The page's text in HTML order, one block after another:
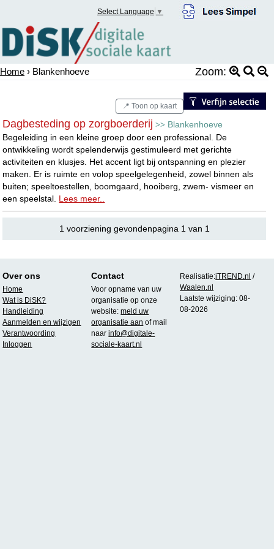
Select Language ▼
Home › Blankenhoeve Zoom:
📍 Toon op kaart
Dagbesteding op zorgboerderij >> Blankenhoeve
Begeleiding in een kleine groep door een professional. De
ontwikkeling wordt spelenderwijs gestimuleerd met gerichte
activiteiten en klusjes. Het accent ligt bij ontspanning en plezier
maken. Er is ruimte en volop speelgelegenheid, zowel binnen als
buiten; speeltoestellen, boomgaard, hooiberg, zwem- vismeer en
een speelstal. Lees meer..
1 voorziening gevondenpagina 1 van 1
Over ons
Home
Wat is DiSK?
Handleiding
Aanmelden en wijzigen
Verantwoording
Inloggen
Contact
Voor opname van uw
organisatie op onze
website:meld uw
organisatie aan of mail
naarinfo@digitale-
sociale-kaart.nl
Realisatie:iTREND.nl /
Waalen.nl
Laatste wijziging: 08-
08-2026